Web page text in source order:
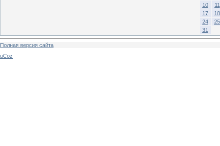
10
11
17
18
24
25
31
Полная версия сайта
uCoz